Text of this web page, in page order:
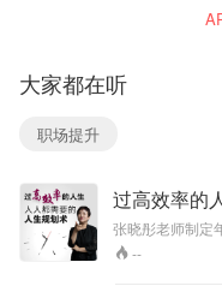
材例句和真题例句
诠释词汇考点要
点，真正做到活学
活用。有效帮助高
中英语词汇记忆方
法、考察重点，让
高中同学记得住、
背的牢、考的好！
课 回复关
大家都在听
职场提升
过高效率的
规划术
张晓彤老师制定
业定位、现实实
面。每天10分钟
--